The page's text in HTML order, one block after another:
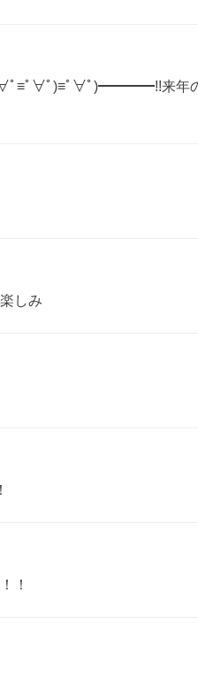
≡ﾟ∀ﾟ)≡ﾟ∀ﾟ)━━━━!!来年の
しみ
！